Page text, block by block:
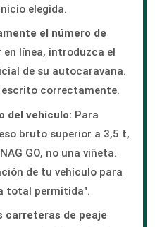
elegida.
el número de
en línea, introduzca el
de su autocaravana.
escrito correctamente.
del vehículo: Para
bruto superior a 3,5 t,
GO, no una viñeta.
de tu vehículo para
total permitida".
carreteras de peaje